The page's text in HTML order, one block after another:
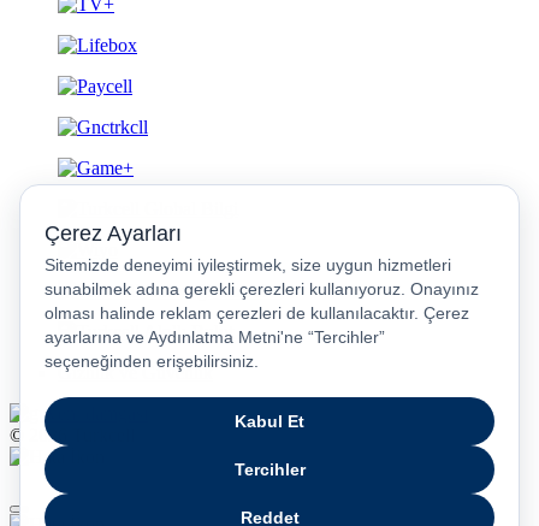
Gizlilik ve Güvenlik
© 2026 Turkcell